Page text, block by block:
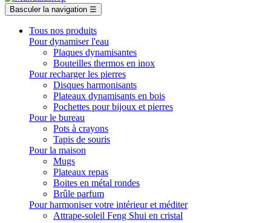
Basculer la navigation ☰
Tous nos produits
Pour dynamiser l'eau
Plaques dynamisantes
Bouteilles thermos en inox
Pour recharger les pierres
Disques harmonisants
Plateaux dynamisants en bois
Pochettes pour bijoux et pierres
Pour le bureau
Pots à crayons
Tapis de souris
Pour la maison
Mugs
Plateaux repas
Boites en métal rondes
Brûle parfum
Pour harmoniser votre intérieur et méditer
Attrape-soleil Feng Shui en cristal